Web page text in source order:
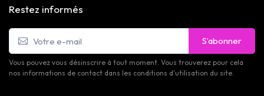
Restez informés
S’abonner
Vous pouvez vous désinscrire à tout moment. Vous trouverez pour cela
nos informations de contact dans les conditions d'utilisation du site.